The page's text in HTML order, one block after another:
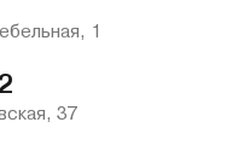
1
37